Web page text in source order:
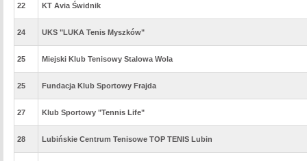
22 KT Avia Świdnik
24 UKS "LUKA Tenis Myszków"
25 Miejski Klub Tenisowy Stalowa Wola
25 Fundacja Klub Sportowy Frajda
27 Klub Sportowy "Tennis Life"
28 Lubińskie Centrum Tenisowe TOP TENIS Lubin